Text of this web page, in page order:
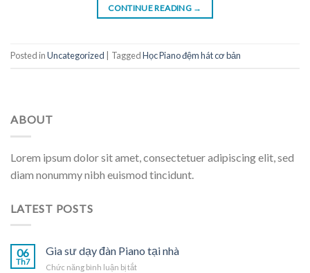
CONTINUE READING →
Posted inUncategorized TaggedHọc Piano đệm hát cơ bản
ABOUT
Lorem ipsum dolor sit amet, consectetuer adipiscing elit, sed
diam nonummy nibh euismod tincidunt.
LATEST POSTS
06
Th7
Gia sư dạy đàn Piano tại nhà
Chức năng bình luận bị tắtở